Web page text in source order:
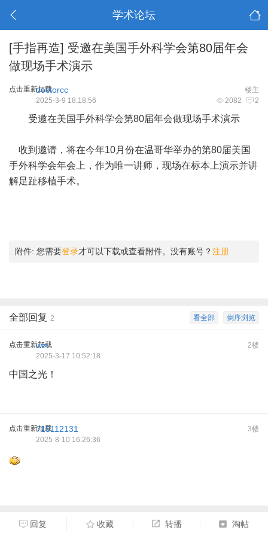
学术论坛
[手指再造] 受邀在美国手外科学会第80届年会
做现场手术演示
点击重新加载 楼主
doctorcc
2082 2
2025-3-9 18:18:56
受邀在美国手外科学会第80届年会做现场手术演示
收到邀请，将在今年10月份在温哥华举办的第80届美国
手外科学会年会上，作为唯一讲师，现场在标本上演示并讲
解足趾移植手术。
附件: 您需要登录才可以下载或查看附件。没有账号？注册
倒序浏览
看全部
全部回复 2
点击重新加载 2楼
wzt
2025-3-17 10:52:18
中国之光！
点击重新加载 3楼
715112131
2025-8-10 16:26:36
回复 收藏 转播 淘帖